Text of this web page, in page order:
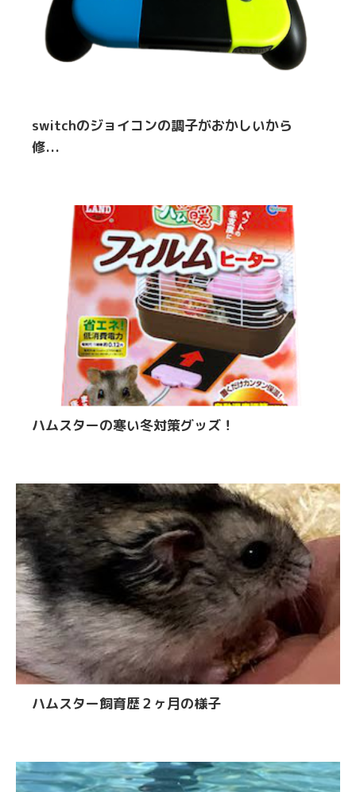
switchのジョイコンの調子がおかしいから
修...
ハムスターの寒い冬対策グッズ！
ハムスター飼育歴２ヶ月の様子